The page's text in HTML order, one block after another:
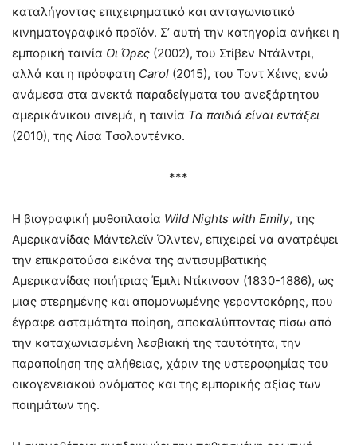
καταλήγοντας επιχειρηματικό και ανταγωνιστικό
κινηματογραφικό προϊόν. Σ’ αυτή την κατηγορία ανήκει η
εμπορική ταινία Οι Ώρες (2002), του Στίβεν Ντάλντρι,
αλλά και η πρόσφατη Carol (2015), του Τοντ Χέινς, ενώ
ανάμεσα στα ανεκτά παραδείγματα του ανεξάρτητου
αμερικάνικου σινεμά, η ταινία Τα παιδιά είναι εντάξει
(2010), της Λίσα Τσολοντένκο.
***
Η βιογραφική μυθοπλασία Wild Nights with Emily, της
Αμερικανίδας Μάντελεϊν Όλντεν, επιχειρεί να ανατρέψει
την επικρατούσα εικόνα της αντισυμβατικής
Αμερικανίδας ποιήτριας Έμιλι Ντίκινσον (1830-1886), ως
μιας στερημένης και απομονωμένης γεροντοκόρης, που
έγραφε ασταμάτητα ποίηση, αποκαλύπτοντας πίσω από
την καταχωνιασμένη λεσβιακή της ταυτότητα, την
παραποίηση της αλήθειας, χάριν της υστεροφημίας του
οικογενειακού ονόματος και της εμπορικής αξίας των
ποιημάτων της.